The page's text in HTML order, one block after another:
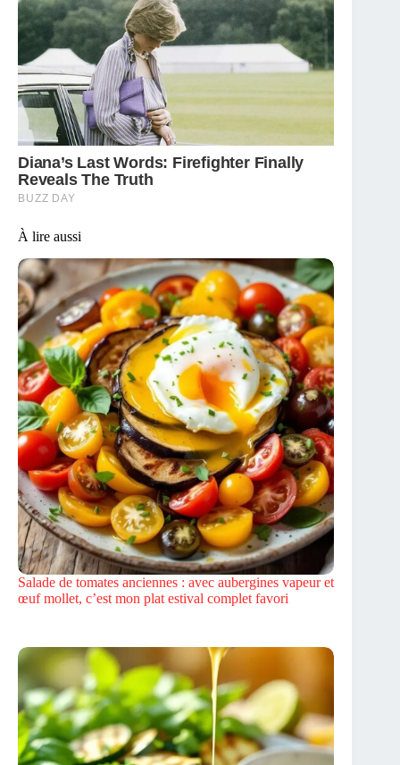
À lire aussi
Salade de tomates anciennes : avec aubergines vapeur et
œuf mollet, c’est mon plat estival complet favori